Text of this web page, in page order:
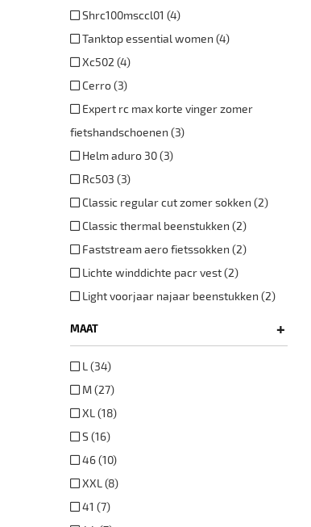
Shrc100msccl01 (4)
Tanktop essential women (4)
Xc502 (4)
Cerro (3)
Expert rc max korte vinger zomer
fietshandschoenen (3)
Helm aduro 30 (3)
Rc503 (3)
Classic regular cut zomer sokken (2)
Classic thermal beenstukken (2)
Faststream aero fietssokken (2)
Lichte winddichte pacr vest (2)
Light voorjaar najaar beenstukken (2)
MAAT +
L (34)
M (27)
XL (18)
S (16)
46 (10)
XXL (8)
41 (7)